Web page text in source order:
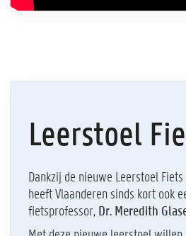
Leerstoel
Dankzij de nieuwe Leerstoel
heeft Vlaanderen sinds kort ook
fietsprofessor, Dr. Meredith